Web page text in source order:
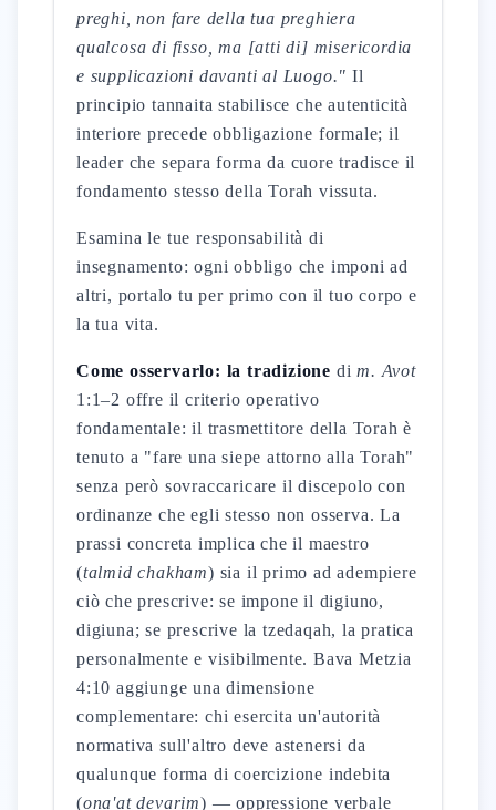
preghi, non fare della tua preghiera
qualcosa di fisso, ma [atti di] misericordia
e supplicazioni davanti al Luogo." Il
principio tannaita stabilisce che autenticità
interiore precede obbligazione formale; il
leader che separa forma da cuore tradisce il
fondamento stesso della Torah vissuta.
Esamina le tue responsabilità di
insegnamento: ogni obbligo che imponi ad
altri, portalo tu per primo con il tuo corpo e
la tua vita.
Come osservarlo: la tradizione dim. Avot
1:1–2 offre il criterio operativo
fondamentale: il trasmettitore della Torah è
tenuto a "fare una siepe attorno alla Torah"
senza però sovraccaricare il discepolo con
ordinanze che egli stesso non osserva. La
prassi concreta implica che il maestro
(talmid chakham) sia il primo ad adempiere
ciò che prescrive: se impone il digiuno,
digiuna; se prescrive la tzedaqah, la pratica
personalmente e visibilmente. Bava Metzia
4:10 aggiunge una dimensione
complementare: chi esercita un'autorità
normativa sull'altro deve astenersi da
qualunque forma di coercizione indebita
(ona'at devarim) — oppressione verbale